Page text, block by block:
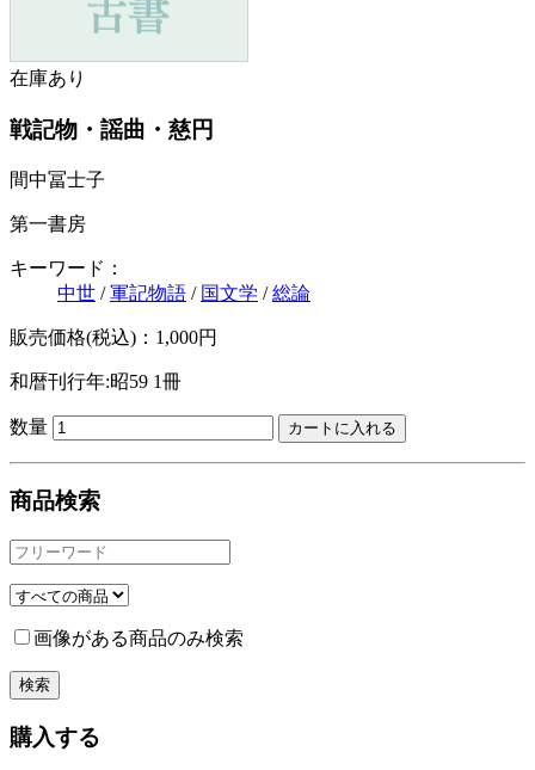
在庫あり
戦記物・謡曲・慈円
間中冨士子
第一書房
キーワード：
中世 /軍記物語 / 国文学 /総論
販売価格(税込)：1,000円
和暦刊行年:昭59 1冊
数量
商品検索
画像がある商品のみ検索
購入する